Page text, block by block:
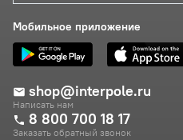
Мобильное приложение
shop@interpole.ru
Написать нам
8 800 700 18 17
Заказать обратный звонок